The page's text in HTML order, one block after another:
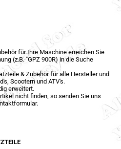
für Ihre Maschine erreichen Sie
(z.B. "GPZ 900R) in die Suche
& Zubehör für alle Hersteller und
Scootern und ATV's.
erweitert.
nicht finden, so senden Sie uns